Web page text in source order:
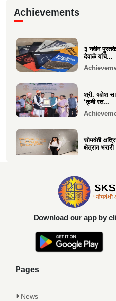
श्री.
पुरुष वृद्धाश...
Festive
Achievements
३ नवीन
देवाळे यांचे...
श्री. यज्ञेश
‘कृषी रत...
सोमवंशी
क्षेत्रात भरारी
दिलीप
यश
कु. आलाप
गुणवत्तेवर
Download our app by
Pages
News